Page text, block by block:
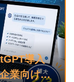
導入
業向けに